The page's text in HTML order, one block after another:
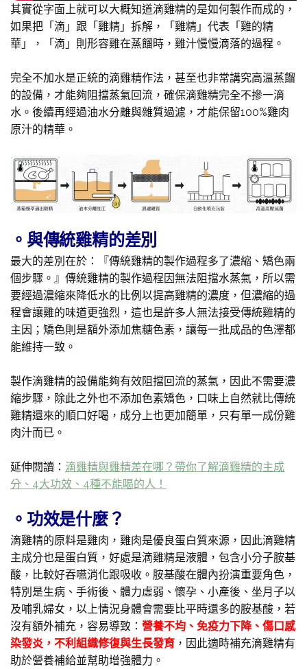
其實從字面上就可以大概知道滴雞精的是如何製作而成的，
如果把「滴」跟「雞精」拆解，「雞精」代表「雞的精
華」，「滴」則形容雞在蒸餾時，雞汁慢慢滴落的過程。
完全不加水是正統的滴雞精作法，甚至也非常講究高溫蒸餾
的設備，才能夠阻擋蒸氣回流，確保滴雞精完全不摻一滴
水。後續再經過油水分離與雜質過濾，才能保留100%雞肉
原汁的精華。
。與傳統雞精的差別
最大的差別在於：『傳統雞精的製作過程多了濃縮、矯色兩
個步驟。』傳統雞精的製作過程因無法阻擋水蒸氣，所以需
要經過濃縮來降低水的比例以提高雞精的濃度，但濃縮的過
程會讓雞的味道更強烈，這也是許多人無法接受傳統雞精的
主因；矯色則是額外添加焦糖色素，讓每一批成品的色澤都
能維持一致。
製作滴雞精的設備能夠有效阻擋回流的蒸氣，因此不需要濃
縮步驟，除此之外也不添加色素矯色，口味上自然就比傳統
雞精還來的順口好喝，成分上也更加簡單，只有單一成份雞
肉汁而已。
延伸閱讀： 滴雞精與雞精差在哪？帶你了解滴雞精的主成
分、4大功效、4種不能喝的人！
。功效是什麼？
滴雞精的原料是雞肉，雞肉是優良蛋白質來源，因此滴雞精
主成分也是蛋白質，好處是滴雞精是液體，包含小分子胺基
酸，比較好吞嚥消化跟吸收。胺基酸在體內扮演重要角色，
特別是生病、手術後、體力虛弱、懷孕、小產後、坐月子以
及哺乳婦女，以上情況身體會需要比平時還多的胺基酸，若
沒有額外補充，容易導致： 營養不均、免疫力下降、傷口感
染發炎，不利組織修復與生長發育 ，因此適時補充滴雞精有
助於營養補給並幫助增強體力。